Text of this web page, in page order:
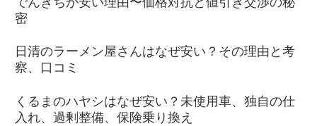
密
日清のラーメン屋さんはなぜ安い？その理由と考
察、口コミ
くるまのハヤシはなぜ安い？未使用車、独自の仕
入れ、過剰整備、保険乗り換え